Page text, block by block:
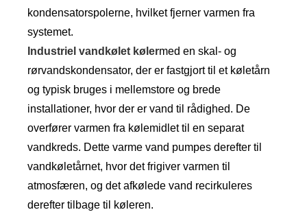
kondensatorspolerne, hvilket fjerner varmen fra
systemet.
Industriel vandkølet kølermed en skal- og
rørvandskondensator, der er fastgjort til et køletårn
og typisk bruges i mellemstore og brede
installationer, hvor der er vand til rådighed. De
overfører varmen fra kølemidlet til en separat
vandkreds. Dette varme vand pumpes derefter til
vandkøletårnet, hvor det frigiver varmen til
atmosfæren, og det afkølede vand recirkuleres
derefter tilbage til køleren.